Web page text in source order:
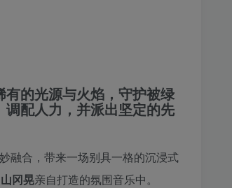
的光源与火焰，守护被绿
配人力，并派出坚定的先
融合，带来一场别具一格的沉浸式
山冈晃亲自打造的氛围音乐中。